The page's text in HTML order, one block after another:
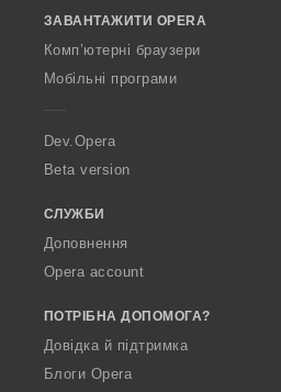
w
O
p
a
ЗАВАНТАЖИТИ OPERA
Комп’ютерні браузери
Мобільні програми
Dev.Opera
Beta version
СЛУЖБИ
Доповнення
Opera account
ПОТРІБНА ДОПОМОГА?
Довідка й підтримка
Блоги Opera